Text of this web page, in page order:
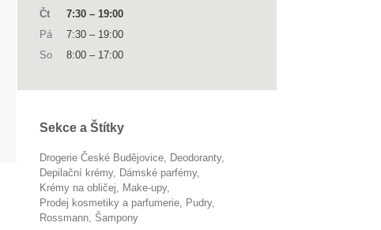
Čt
7:30 – 19:00
Pá
7:30 – 19:00
So
8:00 – 17:00
Sekce a Štítky
Drogerie České Budějovice
deodoranty
depilační krémy
dámské parfémy
krémy na obličej
make-upy
Prodej kosmetiky a parfumerie
pudry
Rossmann
šampony